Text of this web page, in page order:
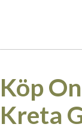
Köp
Kreta